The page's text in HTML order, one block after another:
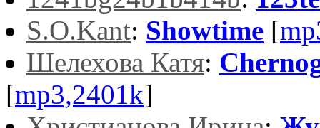
S.O.Kant: Showtime [
Шелехова Катя:
[mp3,2401k]